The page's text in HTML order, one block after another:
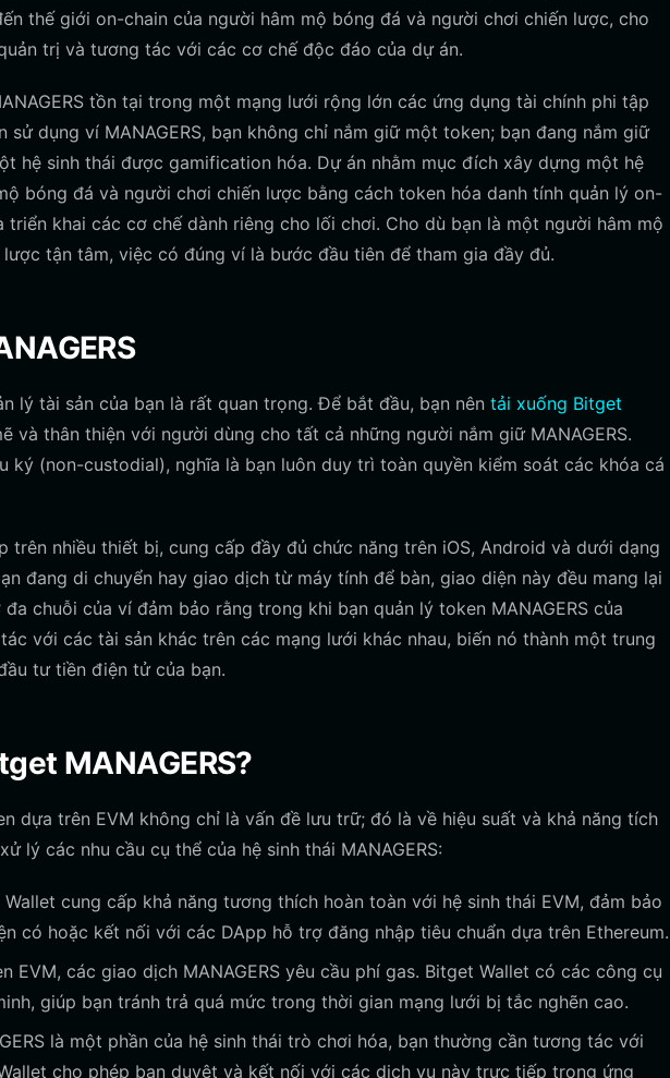
thế giới on-chain của người hâm mộ bóng đá và người chơi chiến lược, cho
trị và tương tác với các cơ chế độc đáo của dự án.
tồn tại trong một mạng lưới rộng lớn các ứng dụng tài chính phi tập
dụng ví MANAGERS, bạn không chỉ nắm giữ một token; bạn đang nắm giữ
hệ sinh thái được gamification hóa. Dự án nhằm mục đích xây dựng một hệ
bóng đá và người chơi chiến lược bằng cách token hóa danh tính quản lý on-
khai các cơ chế dành riêng cho lối chơi. Cho dù bạn là một người hâm mộ
tận tâm, việc có đúng ví là bước đầu tiên để tham gia đầy đủ.
lý tài sản của bạn là rất quan trọng. Để bắt đầu, bạn nên tải xuống Bitget
và thân thiện với người dùng cho tất cả những người nắm giữ MANAGERS.
ký (non-custodial), nghĩa là bạn luôn duy trì toàn quyền kiểm soát các khóa cá
nhiều thiết bị, cung cấp đầy đủ chức năng trên iOS, Android và dưới dạng
đang di chuyển hay giao dịch từ máy tính để bàn, giao diện này đều mang lại
chuỗi của ví đảm bảo rằng trong khi bạn quản lý token MANAGERS của
với các tài sản khác trên các mạng lưới khác nhau, biến nó thành một trung
tư tiền điện tử của bạn.
MANAGERS?
dựa trên EVM không chỉ là vấn đề lưu trữ; đó là về hiệu suất và khả năng tích
lý các nhu cầu cụ thể của hệ sinh thái MANAGERS:
Wallet cung cấp khả năng tương thích hoàn toàn với hệ sinh thái EVM, đảm bảo
có hoặc kết nối với các DApp hỗ trợ đăng nhập tiêu chuẩn dựa trên Ethereum.
EVM, các giao dịch MANAGERS yêu cầu phí gas. Bitget Wallet có các công cụ
giúp bạn tránh trả quá mức trong thời gian mạng lưới bị tắc nghẽn cao.
là một phần của hệ sinh thái trò chơi hóa, bạn thường cần tương tác với
cho phép bạn duyệt và kết nối với các dịch vụ này trực tiếp trong ứng